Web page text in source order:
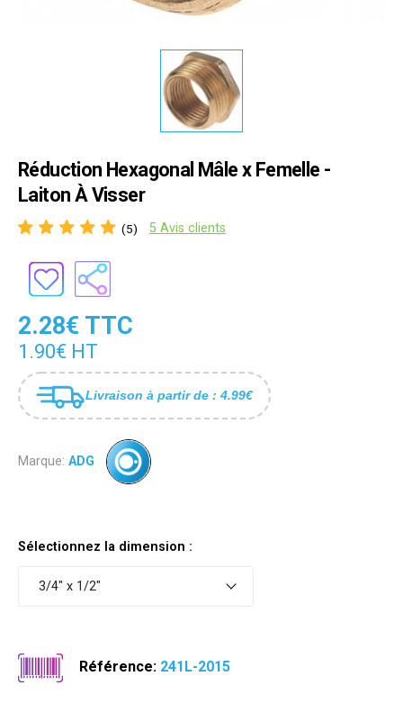
Réduction Hexagonal Mâle x Femelle -
Laiton À Visser
(5) 5 Avis clients
2.28€ TTC
1.90€ HT
Livraison à partir de : 4.99€
Marque: ADG
Sélectionnez la dimension :
3/4" x 1/2"
Référence: 241L-2015